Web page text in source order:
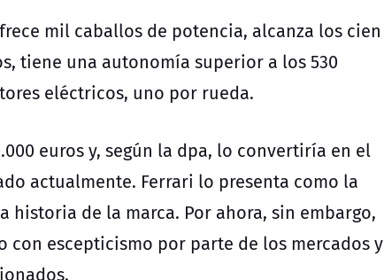
mil caballos de potencia, alcanza los cien
tiene una autonomía superior a los 530
eléctricos, uno por rueda.
euros y, según la dpa, lo convertiría en el
actualmente. Ferrari lo presenta como la
de la marca. Por ahora, sin embargo,
escepticismo por parte de los mercados y